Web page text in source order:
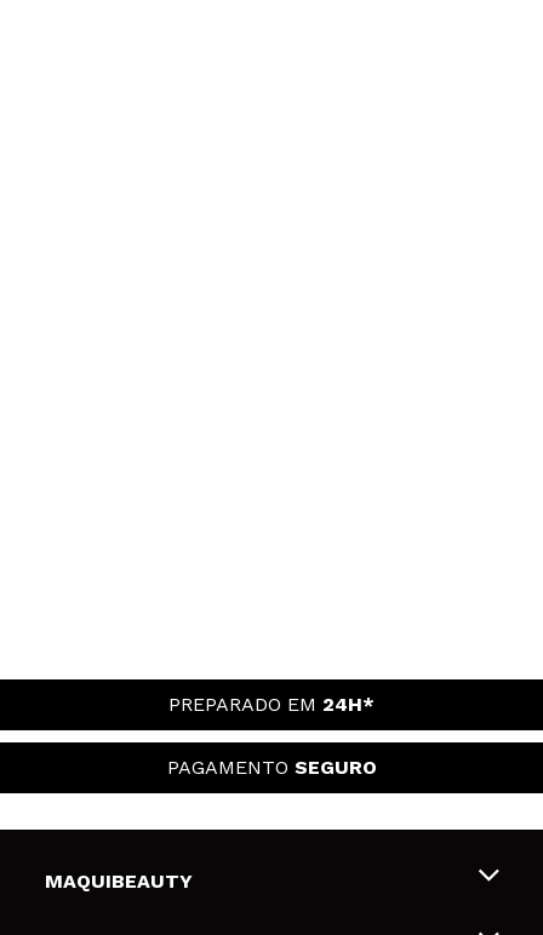
PREPARADO EM 24H*
PAGAMENTO SEGURO
MAQUIBEAUTY